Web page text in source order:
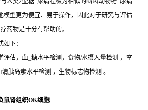
模型更为便宜、易于操作，因此对于研究与评估
药物是十分有帮助的。
下：
评估，血_糖水平检测，食物/水摄入量检测 ，空
胰岛素水平检测 ，生物标志物检测 。
鼠肾组织OK细胞